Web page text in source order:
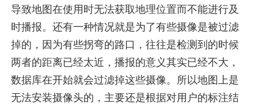
导致地图在使用时无法获取地理位置而不能进行及
时播报。还有一种情况就是为了有些摄像是被过滤
掉的，因为有些拐弯的路口，往往是检测到的时候
两者的距离已经太近，播报的意义其实已经不大，
数据库在开始就会过滤掉这些摄像。所以地图上是
无法安装摄像头的，主要还是根据对用户的标注结